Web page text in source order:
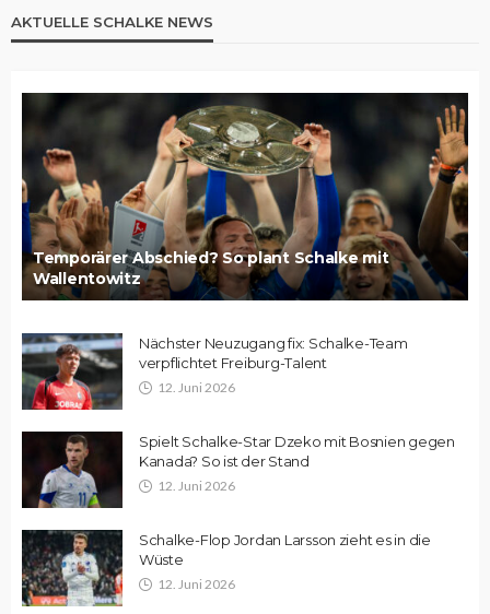
AKTUELLE SCHALKE NEWS
Temporärer Abschied? So plant Schalke mit
Wallentowitz
Nächster Neuzugang fix: Schalke-Team
verpflichtet Freiburg-Talent
12. Juni 2026
Spielt Schalke-Star Dzeko mit Bosnien gegen
Kanada? So ist der Stand
12. Juni 2026
Schalke-Flop Jordan Larsson zieht es in die
Wüste
12. Juni 2026